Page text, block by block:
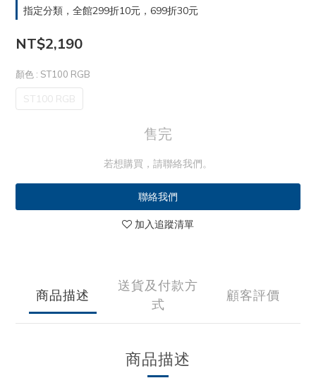
指定分類，全館299折10元，699折30元
NT$2,190
顏色 : ST100 RGB
ST100 RGB
售完
若想購買，請聯絡我們。
聯絡我們
加入追蹤清單
商品描述
送貨及付款方
式
顧客評價
商品描述